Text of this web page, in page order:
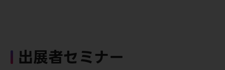
出展者セミナー